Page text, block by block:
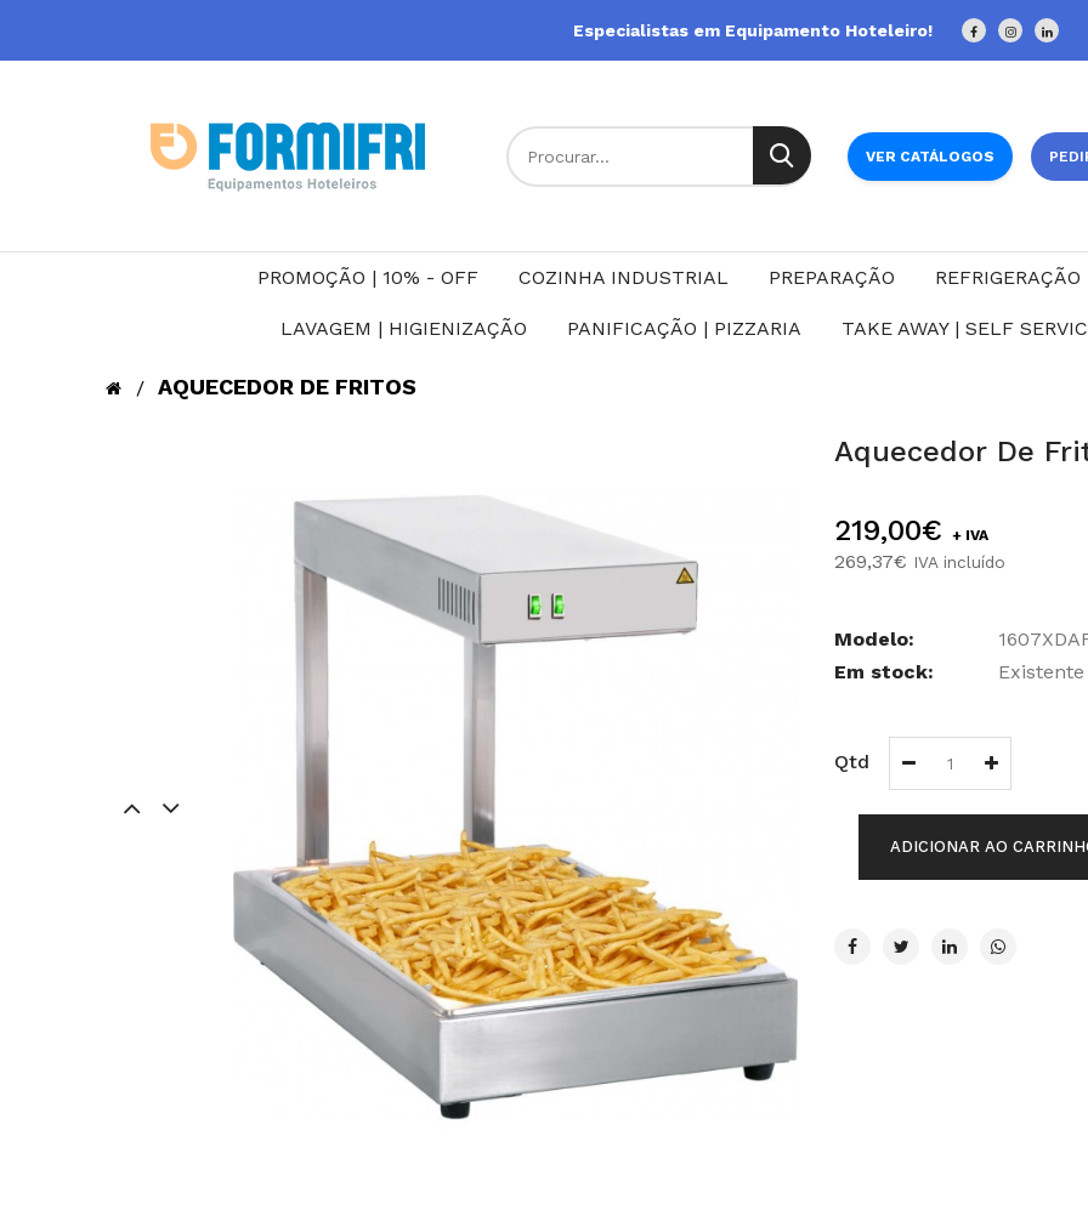
Especialistas em Equipamento Hoteleiro!
VER CATÁLOGOS
PROMOÇÃO | 10% - OFF COZINHA INDUSTRIAL PREPARAÇÃO REFRIGERAÇÃO
LAVAGEM | HIGIENIZAÇÃO PANIFICAÇÃO | PIZZARIA TAKE AWAY | SELF
AQUECEDOR DE FRITOS
Aquecedor De
219,00€ + IVA
269,37€ IVA incluído
Modelo:
Em stock:
Existente
Qtd
ADICIONAR AO